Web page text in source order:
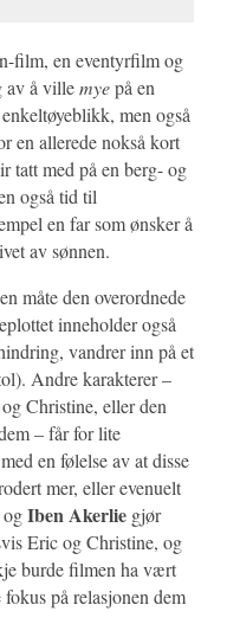
film, en eventyrfilm og
av å villemyepå en
men også
en allerede nokså kort
tatt med på en berg- og
også tid til
en far som ønsker å
av sønnen.
måte den overordnede
inneholder også
vandrer inn på et
Andre karakterer –
Christine, eller den
– får for lite
en følelse av at disse
mer, eller evenuelt
ogIben Akerlie gjør
Eric og Christine, og
burde filmen ha vært
på relasjonen dem